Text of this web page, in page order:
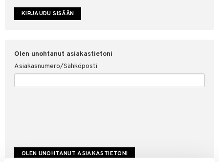
Olen unohtanut asiakastietoni
Asiakasnumero/Sähköposti
suojaus